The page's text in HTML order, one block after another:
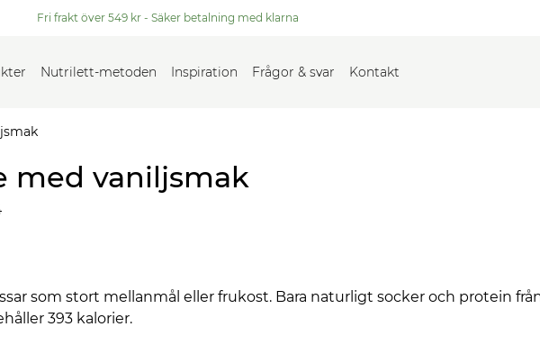
Fri frakt över 549 kr - Säker betalning med klarna
Nutrilett-metoden Inspiration Frågor & svar Kontakt
med vaniljsmak
som stort mellanmål eller frukost. Bara naturligt socker och protein
393 kalorier.